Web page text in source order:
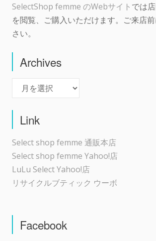
SelectShop femme のWebサイト では
を閲覧、ご購入いただけます。ご来店
さい。
Archives
Link
Select shop femme 通販本店
Select shop femme Yahoo!店
LuLu Select Yahoo!店
リサイクルブティック ウーボ
Facebook